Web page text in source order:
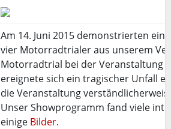
Am 14. Juni 2015 demonstrierten
vier Motorradtrialer aus unserem
Motorradtrial bei der Veranstaltung „
ereignete sich ein tragischer Unfall
die Veranstaltung
Unser Showprogramm fand viele
einige Bilder.